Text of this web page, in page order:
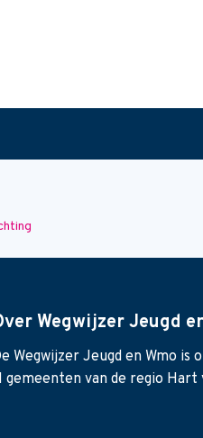
Wegwijzer Jeugd
Wegwijzer Jeugd en Wmo is
gemeenten van de regio Hart